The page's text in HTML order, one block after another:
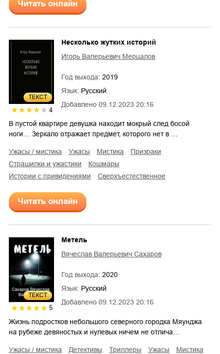
Читать онлайн
ТЕКСТ
4
Добавлено 09.12.2023 20:16
Несколько жутких историй
Игорь Валерьевич Мерцалов
Год выхода: 2019
Язык: Русский
В пустой квартире девушка находит мокрый след босой
ноги… Зеркало отражает предмет, которого нет в …
ужасы / мистика ужасы мистика
призраки
страшилки и ужастики
кошмары
истории с привидениями
сверхъестественное
Читать онлайн
ТЕКСТ
5
Добавлено 09.12.2023 20:16
Метель
Вячеслав Валерьевич Сахаров
Год выхода: 2020
Язык: Русский
Жизнь подростков небольшого северного городка Мяунджа
на рубеже девяностых и нулевых ничем не отлича…
ужасы / мистика детективы триллеры ужасы
мистика